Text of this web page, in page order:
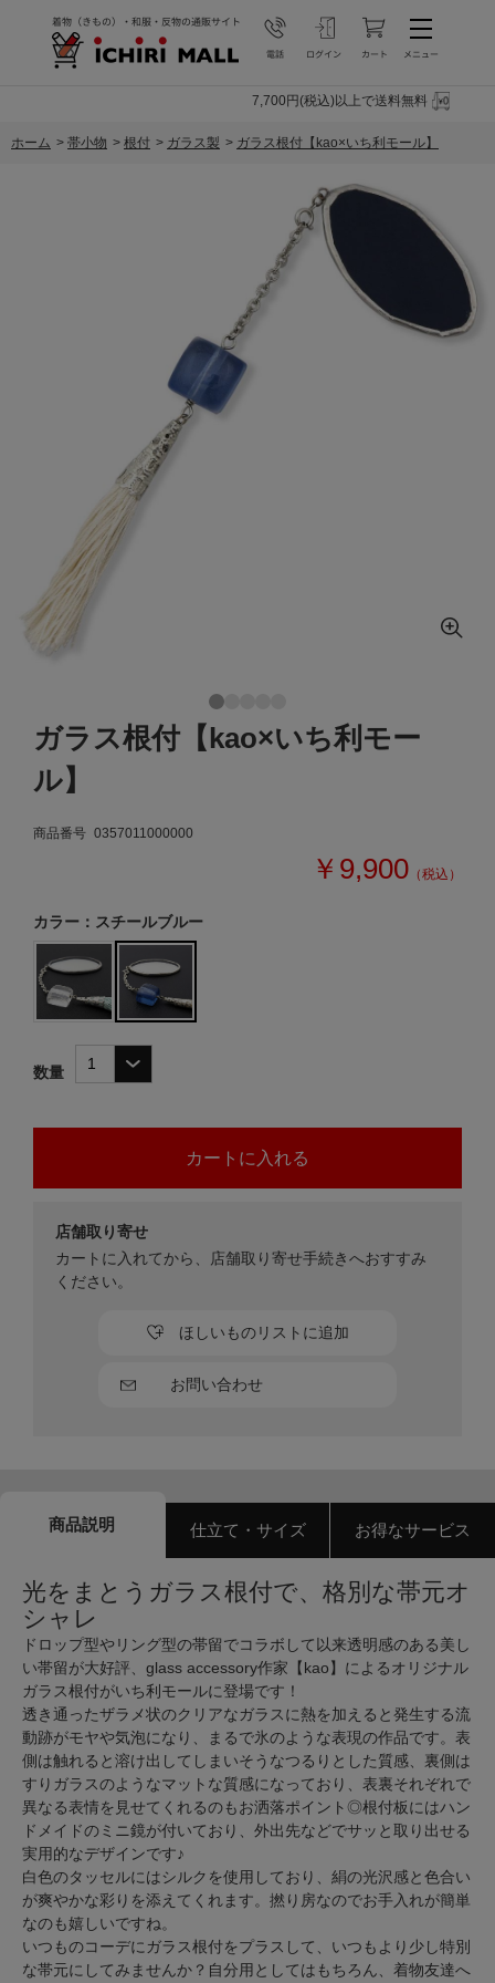
7,700円(税込)以上で送料無料
ホーム > 帯小物 > 根付 > ガラス製 > ガラス根付【kao×いち利モール】
ガラス根付【kao×いち利モー
ル】
商品番号 0357011000000
￥9,900 （税込）
カラー：スチールブルー
数量
お問い合わせ
ほしいものリストに追加
店舗取り寄せ
カートに入れてから、店舗取り寄せ手続きへおすすみ
ください。
商品説明 仕立て・サイズ お得なサービス
光をまとうガラス根付で、格別な帯元オ
シャレ
ドロップ型やリング型の帯留でコラボして以来透明感のある美し
い帯留が大好評、glass accessory作家【kao】によるオリジナル
ガラス根付がいち利モールに登場です！
透き通ったザラメ状のクリアなガラスに熱を加えると発生する流
動跡がモヤや気泡になり、まるで氷のような表現の作品です。表
側は触れると溶け出してしまいそうなつるりとした質感、裏側は
すりガラスのようなマットな質感になっており、表裏それぞれで
異なる表情を見せてくれるのもお洒落ポイント◎根付板にはハン
ドメイドのミニ鏡が付いており、外出先などでサッと取り出せる
実用的なデザインです♪
白色のタッセルにはシルクを使用しており、絹の光沢感と色合い
が爽やかな彩りを添えてくれます。撚り房なのでお手入れが簡単
なのも嬉しいですね。
いつものコーデにガラス根付をプラスして、いつもより少し特別
な帯元にしてみませんか？自分用としてはもちろん、着物友達へ